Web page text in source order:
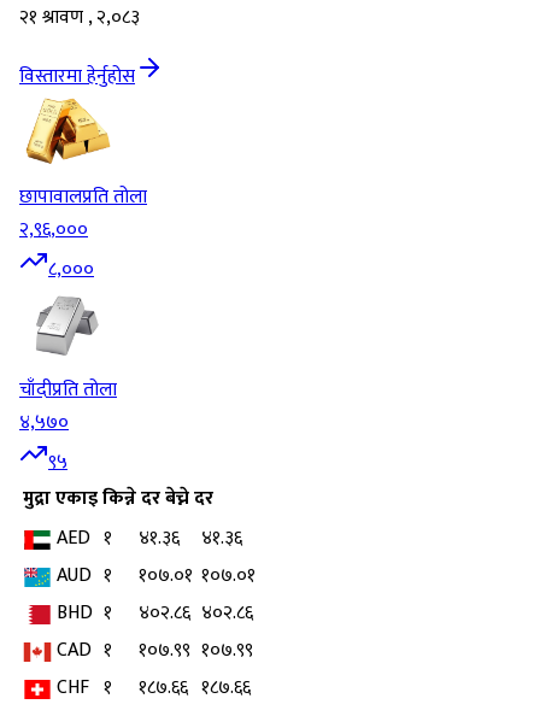
२१ श्रावण , २,०८३
विस्तारमा हेर्नुहोस
छापावालप्रति तोला
२,९६,०००
८,०००
चाँदीप्रति तोला
४,५७०
९५
मुद्राएकाइकिन्ने दरबेच्ने दर
AED १ ४१.३६
४१.३६
AUD १ १०७.०१ १०७.०१
BHD १ ४०२.८६ ४०२.८६
CAD १ १०७.९९ १०७.९९
CHF १ १८७.६६ १८७.६६